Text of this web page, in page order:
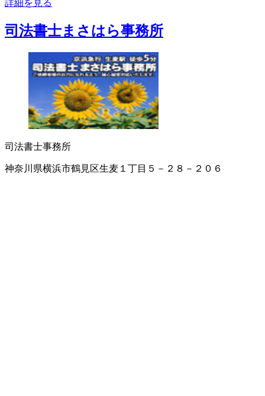
詳細を見る
司法書士まさはら事務所
司法書士事務所
神奈川県横浜市鶴見区生麦１丁目５－２８－２０６